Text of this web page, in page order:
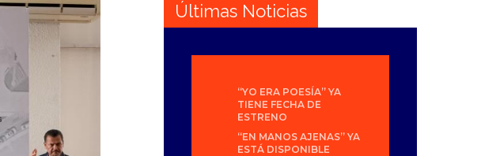
Últimas Noticias
“YO ERA POESÍA” YA
TIENE FECHA DE
ESTRENO
“EN MANOS AJENAS” YA
ESTÁ DISPONIBLE